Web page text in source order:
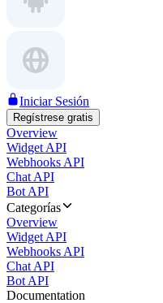
Iniciar Sesión
Regístrese gratis
Overview
Widget API
Webhooks API
Chat API
Bot API
Categorías
Overview
Widget API
Webhooks API
Chat API
Bot API
Documentation